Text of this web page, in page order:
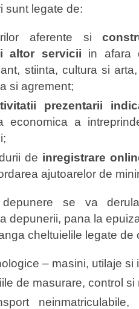
sunt legate de:
aferente si
altor servicii in afara
stiinta, cultura si
si agrement;
prezentarii
economica a
de inregistrare
ajutoarelor de
se va
depunerii, pana la
cheltuielile legate de
– masini, utilaje si
de masurare, control si